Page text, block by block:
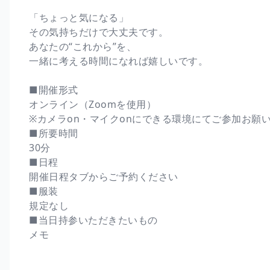
「ちょっと気になる」
その気持ちだけで大丈夫です。
あなたの“これから”を、
一緒に考える時間になれば嬉しいです。
■開催形式
オンライン（Zoomを使用）
※カメラon・マイクonにできる環境にてご参加お願い
■所要時間
30分
■日程
開催日程タブからご予約ください
■服装
規定なし
■当日持参いただきたいもの
メモ